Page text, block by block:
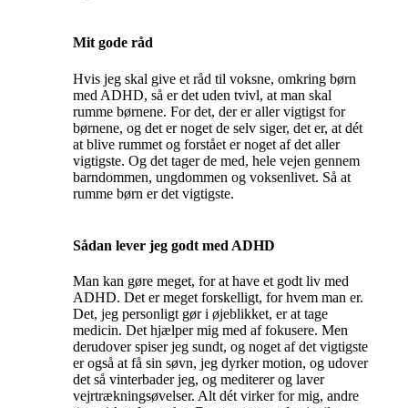
Mit gode råd
Hvis jeg skal give et råd til voksne, omkring børn
med ADHD, så er det uden tvivl, at man skal
rumme børnene. For det, der er aller vigtigst for
børnene, og det er noget de selv siger, det er, at dét
at blive rummet og forstået er noget af det aller
vigtigste. Og det tager de med, hele vejen gennem
barndommen, ungdommen og voksenlivet. Så at
rumme børn er det vigtigste.
Sådan lever jeg godt med ADHD
Man kan gøre meget, for at have et godt liv med
ADHD. Det er meget forskelligt, for hvem man er.
Det, jeg personligt gør i øjeblikket, er at tage
medicin. Det hjælper mig med af fokusere. Men
derudover spiser jeg sundt, og noget af det vigtigste
er også at få sin søvn, jeg dyrker motion, og udover
det så vinterbader jeg, og mediterer og laver
vejrtrækningsøvelser. Alt dét virker for mig, andre